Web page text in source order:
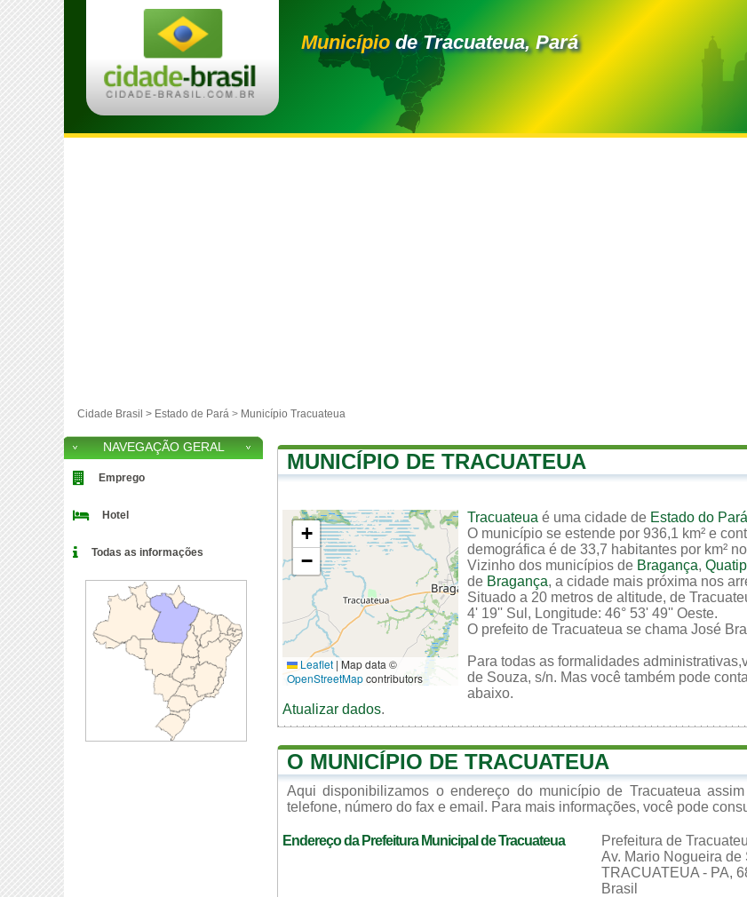
Municípiode Tracuateua, Pará
Cidade Brasil > Estado de Pará > Município Tracuateua
MUNICÍPIO DE TRACUATEUA
+
−
Leaflet | Map data ©
OpenStreetMapcontributors
Tracuateua é uma cidade de Estado do Pará
O município se estende por 936,1 km² e
demográfica é de 33,7 habitantes por km²
Vizinho dos municípios de Bragança,
de Bragança, a cidade mais próxima nos
Situado a 20 metros de altitude, de
4' 19'' Sul, Longitude: 46° 53' 49'' Oeste.
O prefeito de Tracuateua se chama José
Para todas as formalidades
de Souza, s/n. Mas você também pode
abaixo.
Atualizar dados.
O MUNICÍPIO DE TRACUATEUA
Aqui disponibilizamos o endereço do município de Tracuateua
telefone, número do fax e email. Para mais informações, você pode
Endereço da Prefeitura Municipal de Tracuateua
Prefeitura de
Av. Mario Nogueira de
TRACUATEUA - PA,
Brasil
NAVEGAÇÃO GERAL
Emprego
Hotel
Todas as informações